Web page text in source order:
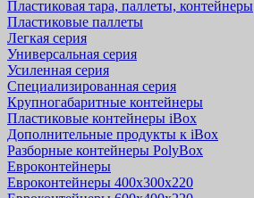
Пластиковая тара, паллеты, контейнеры
Пластиковые паллеты
Легкая серия
Универсальная серия
Усиленная серия
Специализированная серия
Крупногабаритные контейнеры
Пластиковые контейнеры iBox
Дополнительные продукты к iBox
Разборные контейнеры PolyBox
Евроконтейнеры
Евроконтейнеры 400х300х220